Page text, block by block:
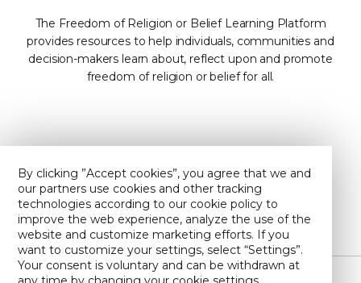
By clicking ”Accept cookies”, you agree that we and
our partners use cookies and other tracking
technologies according to our cookie policy to
improve the web experience, analyze the use of the
website and customize marketing efforts. If you
want to customize your settings, select “Settings”.
Your consent is voluntary and can be withdrawn at
The Freedom of Religion or Belief Learning Platform
provides resources to help individuals, communities and
decision-makers learn about, reflect upon and promote
freedom of religion or belief for all.
Privacy policy
Find us on YouTube